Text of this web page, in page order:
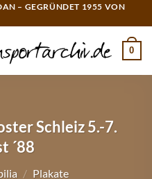
– GEGRÜNDET 1955 VON
0
Schleiz 5.-7.
´88
/ Plakate